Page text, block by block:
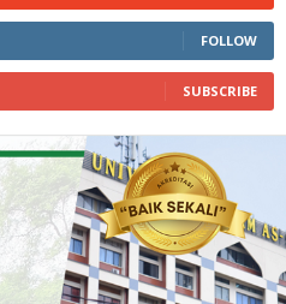
FOLLOW
SUBSCRIBE